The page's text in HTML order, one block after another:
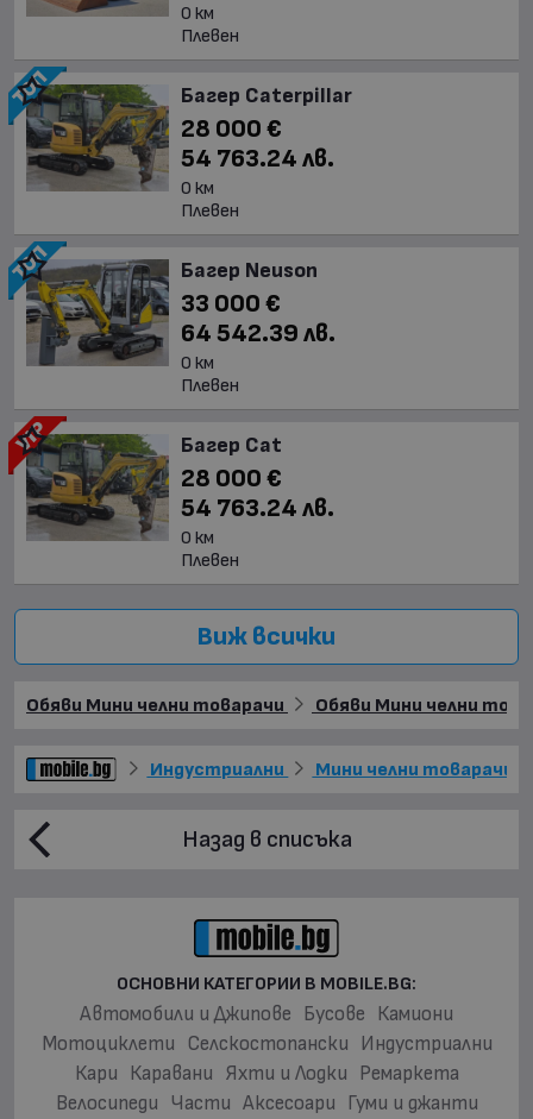
0 км
Плевен
Багер Caterpillar
28 000 €
54 763.24 лв.
0 км
Плевен
Багер Neuson
33 000 €
64 542.39 лв.
0 км
Плевен
Багер Cat
28 000 €
54 763.24 лв.
0 км
Плевен
Виж всички
Обяви Мини челни товарачи Обяви Мини челни
Индустриални Мини челни товарачи
Назад в списъка
ОСНОВНИ КАТЕГОРИИ В MOBILE.BG:
Автомобили и Джипове Бусове Камиони
Мотоциклети Селскостопански Индустриални
Кари Каравани Яхти и Лодки Ремаркета
Велосипеди Части Аксесоари Гуми и джанти